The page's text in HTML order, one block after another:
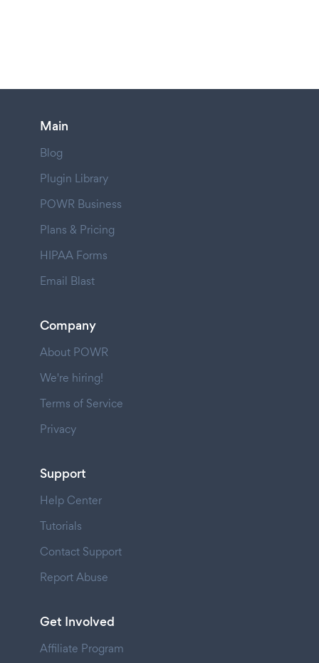
Main
Blog
Plugin Library
POWR Business
Plans & Pricing
HIPAA Forms
Email Blast
Company
About POWR
We're hiring!
Terms of Service
Privacy
Support
Help Center
Tutorials
Contact Support
Report Abuse
Get Involved
Affiliate Program